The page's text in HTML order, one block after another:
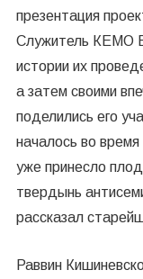
презентация
Служитель КЕМО
истории их
а затем своими
поделились его
началось во
уже принесло
твердынь
рассказал
Раввин